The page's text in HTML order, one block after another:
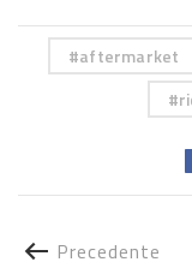
aftermarket
Precedente